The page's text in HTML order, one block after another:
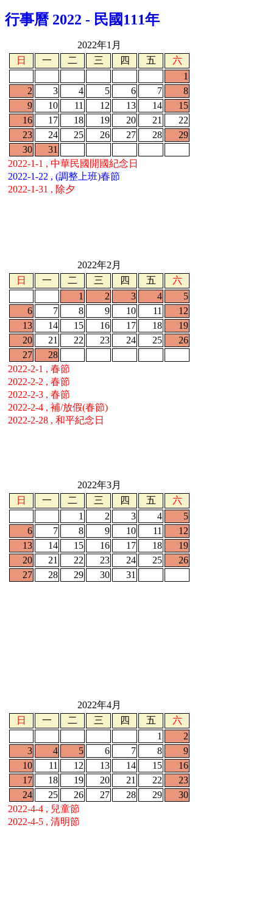
行事曆 2022 - 民國111年
2022年1月
日
一 二 三 四 五
六
1
2
3 4 5 6 7
8
9
10 11 12 13 14
15
16
17 18 19 20 21
22
23
24 25 26 27 28
29
30
31
2022-1-1 , 中華民國開國紀念日
2022-1-22 , (調整上班)春節
2022-1-31 , 除夕
2022年2月
日
一 二 三 四 五
六
1
2 3 4
5
6
7 8 9 10 11
12
13
14 15 16 17 18
19
20
21 22 23 24 25
26
27
28
2022-2-1 , 春節
2022-2-2 , 春節
2022-2-3 , 春節
2022-2-4 , 補/放假(春節)
2022-2-28 , 和平紀念日
2022年3月
日
一 二 三 四 五
六
1
2 3 4
5
6
7 8 9 10 11
12
13
14 15 16 17 18
19
20
21 22 23 24 25
26
27
28 29 30 31
2022年4月
日
一 二 三 四 五
六
1
2
3
4 5 6 7 8
9
10
11 12 13 14 15
16
17
18 19 20 21 22
23
24
25 26 27 28 29
30
2022-4-4 , 兒童節
2022-4-5 , 清明節